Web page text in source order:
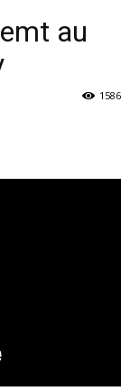
au
1586